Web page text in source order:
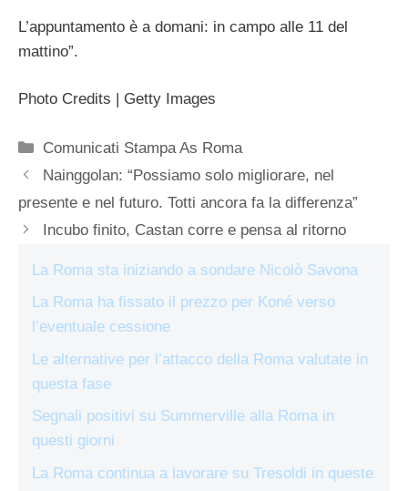
L’appuntamento è a domani: in campo alle 11 del
mattino”.
Photo Credits | Getty Images
Categorie
Comunicati Stampa As Roma
Nainggolan: “Possiamo solo migliorare, nel
presente e nel futuro. Totti ancora fa la differenza”
Incubo finito, Castan corre e pensa al ritorno
La Roma sta iniziando a sondare Nicolò Savona
La Roma ha fissato il prezzo per Koné verso
l’eventuale cessione
Le alternative per l’attacco della Roma valutate in
questa fase
Segnali positivi su Summerville alla Roma in
questi giorni
La Roma continua a lavorare su Tresoldi in queste